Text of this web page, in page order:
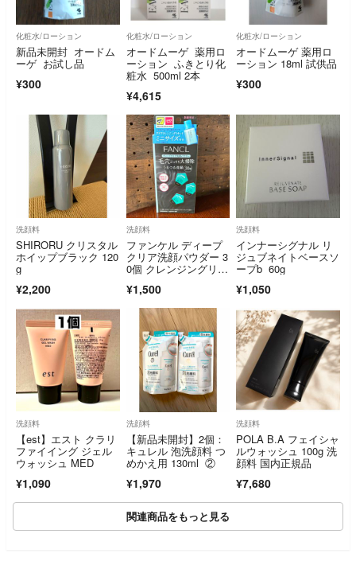
化粧水/ローション
新品未開封 オードム
ーゲ お試し品
¥300
化粧水/ローション
オードムーゲ 薬用ロ
ーション ふきとり化
粧水 500ml 2本
¥4,615
化粧水/ローション
オードムーゲ 薬用ロ
ーション 18ml 試供品
¥300
洗顔料
SHIRORU クリスタル
ホイップブラック 120
g
¥2,200
洗顔料
ファンケル ディープ
クリア洗顔パウダー 3
0個 クレンジングリキ
¥1,500
洗顔料
インナーシグナル リ
ジュブネイトベースソ
ープb 60g
¥1,050
洗顔料
【est】エスト クラリ
ファイイング ジェル
ウォッシュ MED
¥1,090
洗顔料
【新品未開封】2個：
キュレル 泡洗顔料 つ
めかえ用 130ml ②
¥1,970
洗顔料
POLA B.A フェイシャ
ルウォッシュ 100g 洗
顔料 国内正規品
¥7,680
関連商品をもっと見る